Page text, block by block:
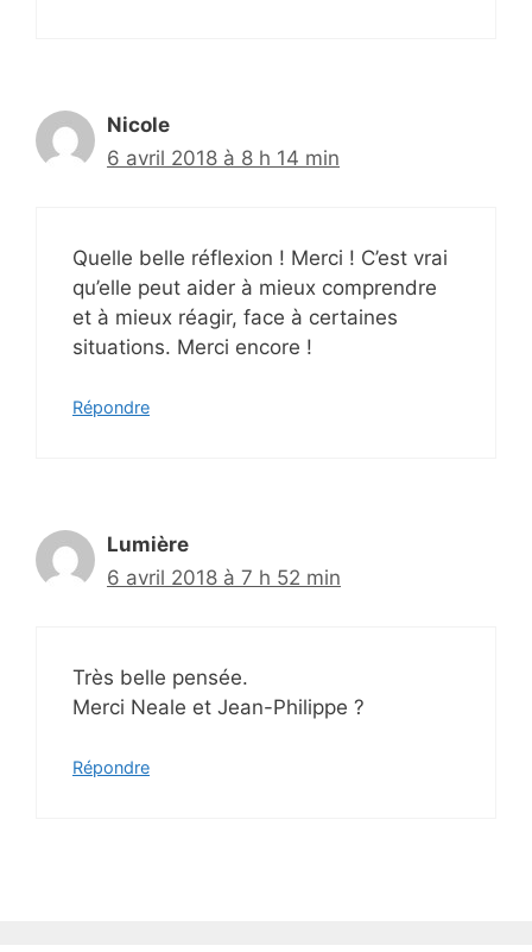
Nicole
6 avril 2018 à 8 h 14 min
Quelle belle réflexion ! Merci ! C’est vrai
qu’elle peut aider à mieux comprendre
et à mieux réagir, face à certaines
situations. Merci encore !
Répondre
Lumière
6 avril 2018 à 7 h 52 min
Très belle pensée.
Merci Neale et Jean-Philippe ?
Répondre